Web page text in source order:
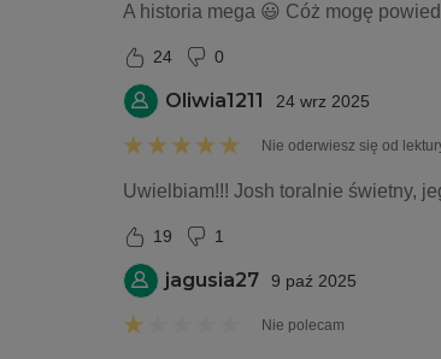
A historia mega 😃 Cóż mogę
24 0
Oliwia1211 24 wrz 2025
Nie oderwiesz się od
Uwielbiam!!! Josh toralnie świetny,
19 1
jagusia27 9 paź 2025
Nie polecam